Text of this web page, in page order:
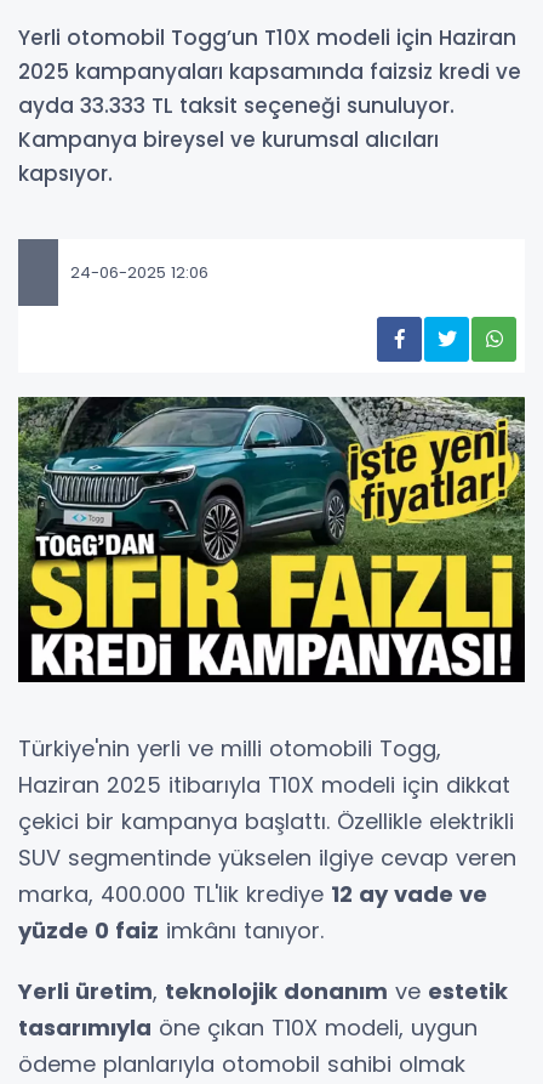
Yerli otomobil Togg’un T10X modeli için Haziran
2025 kampanyaları kapsamında faizsiz kredi ve
ayda 33.333 TL taksit seçeneği sunuluyor.
Kampanya bireysel ve kurumsal alıcıları
kapsıyor.
24-06-2025 12:06
Türkiye'nin yerli ve milli otomobili Togg,
Haziran 2025 itibarıyla T10X modeli için dikkat
çekici bir kampanya başlattı. Özellikle elektrikli
SUV segmentinde yükselen ilgiye cevap veren
marka, 400.000 TL'lik krediye 12 ay vade ve
yüzde 0 faiz imkânı tanıyor.
Yerli üretim, teknolojik donanım ve estetik
tasarımıyla öne çıkan T10X modeli, uygun
ödeme planlarıyla otomobil sahibi olmak